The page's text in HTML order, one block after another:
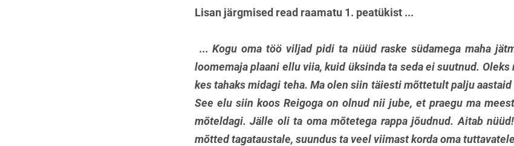
Lisan järgmised read raamatu 1. peatükist ...
... Kogu oma töö viljad pidi ta nüüd raske südamega maha
loomemaja plaani ellu viia, kuid üksinda ta seda ei suutnud. Oleks
kes tahaks midagi teha. Ma olen siin täiesti mõttetult palju aastaid
See elu siin koos Reigoga on olnud nii jube, et praegu ma
mõteldagi. Jälle oli ta oma mõtetega rappa jõudnud. Aitab
mõtted tagataustale, suundus ta veel viimast korda oma